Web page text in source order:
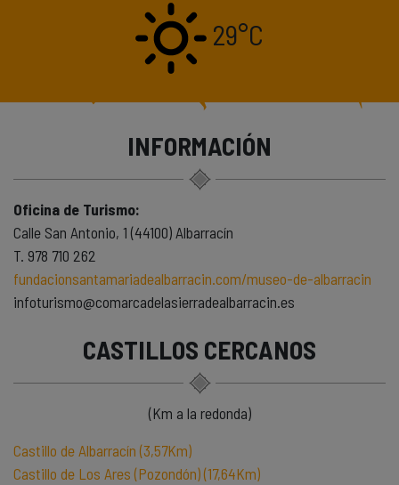
29°C
INFORMACIÓN
Oficina de Turismo:
Calle San Antonio, 1 (44100) Albarracín
T. 978 710 262
fundacionsantamariadealbarracin.com/museo-de-albarracin
infoturismo@comarcadelasierradealbarracin.es
CASTILLOS CERCANOS
(Km a la redonda)
Castillo de Albarracín (3,57Km)
Castillo de Los Ares (Pozondón) (17,64Km)